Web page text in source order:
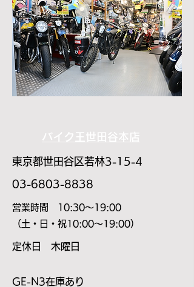
バイク王世田谷本店
東京都世田谷区若林3-15-4
​03-6803-8838
​営業時間 10:30～19:00
​（土・日・祝10:00～19:00）
​定休日 木曜日
​GE-N3在庫あり